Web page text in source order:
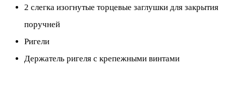
2 слегка изогнутые торцевые заглушки для закрытия
поручней
Ригели
Держатель ригеля с крепежными винтами